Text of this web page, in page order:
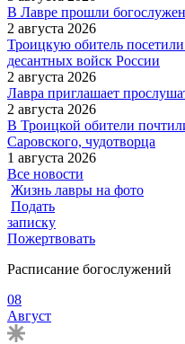
В Лавре прошли
2 августа 2026
Троицкую обитель
десантных войск России
2 августа 2026
Лавра приглашает
2 августа 2026
В Троицкой обители
Саровского, чудотворца
1 августа 2026
Все новости
Жизнь лавры на фото
Подать
записку
Пожертвовать
Расписание богослужений
08
Август